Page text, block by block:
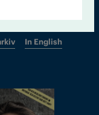
In English